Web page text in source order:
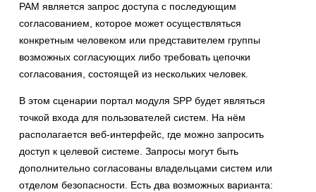
РАМ является запрос доступа с последующим
согласованием, которое может осуществляться
конкретным человеком или представителем группы
возможных согласующих либо требовать цепочки
согласования, состоящей из нескольких человек.
В этом сценарии портал модуля SPP будет являться
точкой входа для пользователей систем. На нём
располагается веб-интерфейс, где можно запросить
доступ к целевой системе. Запросы могут быть
дополнительно согласованы владельцами систем или
отделом безопасности. Есть два возможных варианта: